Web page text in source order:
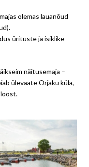
olemas lauanõud
ürituste ja isiklike
näitusemaja –
ülevaate Orjaku küla,